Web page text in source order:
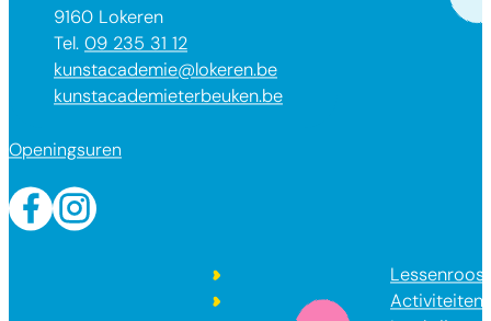
,9160 Lokeren
09 235 31 12
E-mailkunstacademie@lokeren.be
Websitekunstacademieterbeuken.be
Openingsuren
Activiteiten
FacebookInstagram